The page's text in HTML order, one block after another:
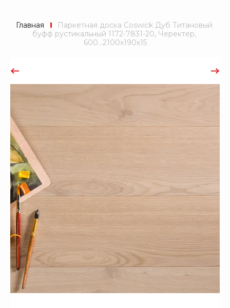
Главная
Паркетная доска Coswick Дуб Титановый
буфф рустикальный 1172-7831-20, Черектер,
600...2100x190x15